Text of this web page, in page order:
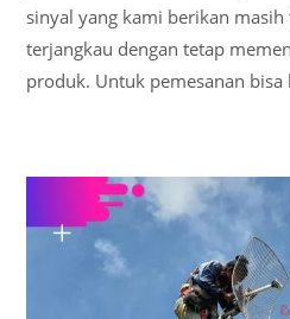
sinyal yang kami berikan
terjangkau dengan tetap
produk. Untuk pemesanan